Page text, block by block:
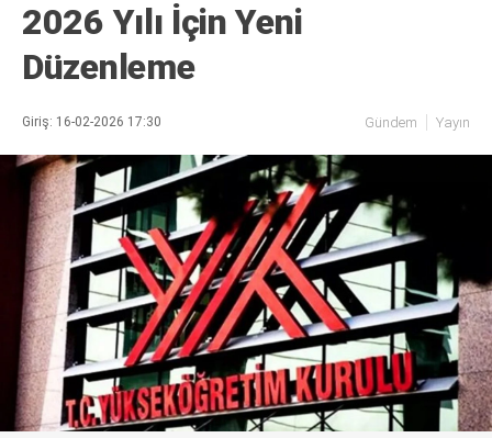
WhatsApp İhbar
Hattı
GÜNDEM
GENEL
POLITIKA
SIYASET
DÜNYA
METEOROLOJI
SPOR
SERVISLER
2026 Yılı İçin Yeni
Düzenleme
Giriş: 16-02-2026 17:30 Gündem Yayın